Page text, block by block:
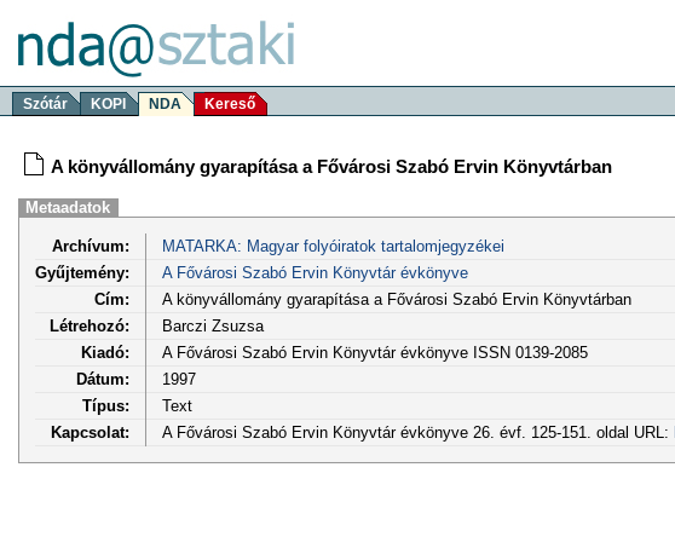
Szótár KOPI NDA Kereső
A könyvállomány gyarapítása a Fővárosi Szabó Ervin Könyvtárban
Metaadatok
Archívum:
MATARKA: Magyar folyóiratok tartalomjegyzékei
Gyűjtemény:
A Fővárosi Szabó Ervin Könyvtár évkönyve
Cím:
A könyvállomány gyarapítása a Fővárosi Szabó Ervin Könyvtárban
Létrehozó:
Barczi Zsuzsa
Kiadó:
A Fővárosi Szabó Ervin Könyvtár évkönyve ISSN 0139-2085
Dátum:
1997
Típus:
Text
Kapcsolat:
A Fővárosi Szabó Ervin Könyvtár évkönyve 26. évf. 125-151. oldal URL: